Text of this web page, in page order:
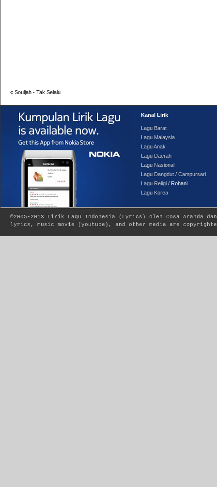
« Souljah - Tak Selalu
Kanal Lirik
Lagu Barat
Lagu Malaysia
Lagu Anak
Lagu Daerah
Lagu Nasional
Lagu Dangdut / Campursari
Lagu Religi / Rohani
Lagu Korea
©2005-2013 Lirik Lagu Indonesia ( Lyrics ) oleh Cosa Aranda
lyrics, music movie (youtube), and other media are